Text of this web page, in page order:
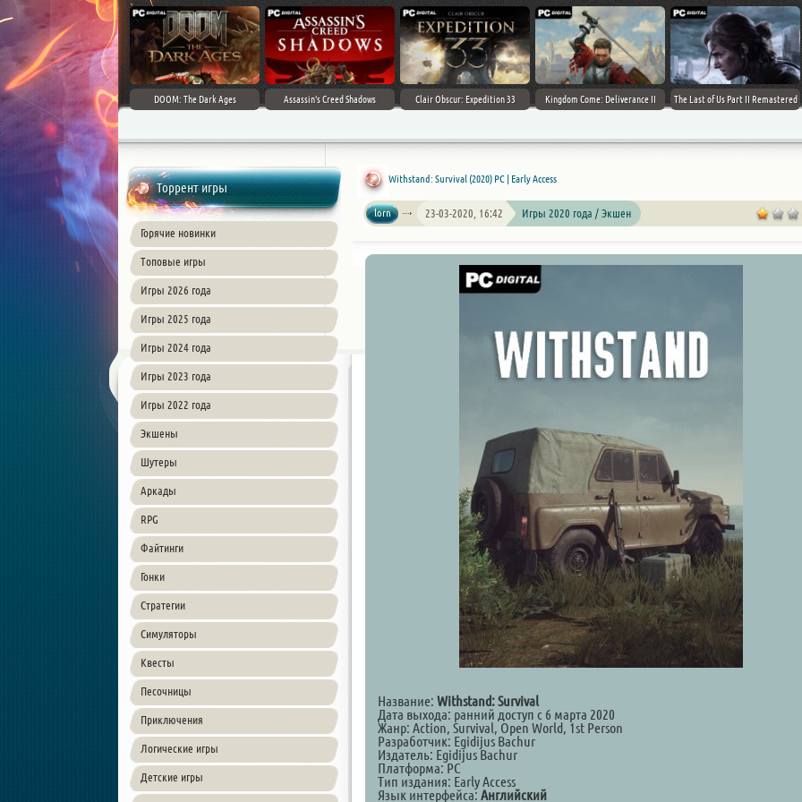
DOOM: The Dark Ages Assassin's Creed Shadows Clair Obscur: Expedition 33 Kingdom Come: Deliverance II The Last of Us Part II Remastered
Торрент игры
Горячие новинки
Топовые игры
Игры 2026 года
Игры 2025 года
Игры 2024 года
Игры 2023 года
Игры 2022 года
Экшены
Шутеры
Аркады
RPG
Файтинги
Гонки
Стратегии
Симуляторы
Квесты
Песочницы
Приключения
Логические игры
Детские игры
Withstand: Survival (2020) PC | Early Access
lorn 23-03-2020, 16:42 Игры 2020 года / Экшен
Название: Withstand: Survival
Дата выхода: ранний доступ с 6 марта 2020
Жанр: Action, Survival, Open World, 1st Person
Разработчик: Egidijus Bachur
Издатель: Egidijus Bachur
Платформа: PC
Тип издания: Early Access
Язык интерфейса: Английский